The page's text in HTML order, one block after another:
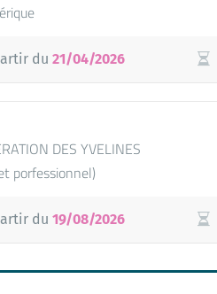
du21/04/2026
DES YVELINES
porfessionnel)
du19/08/2026